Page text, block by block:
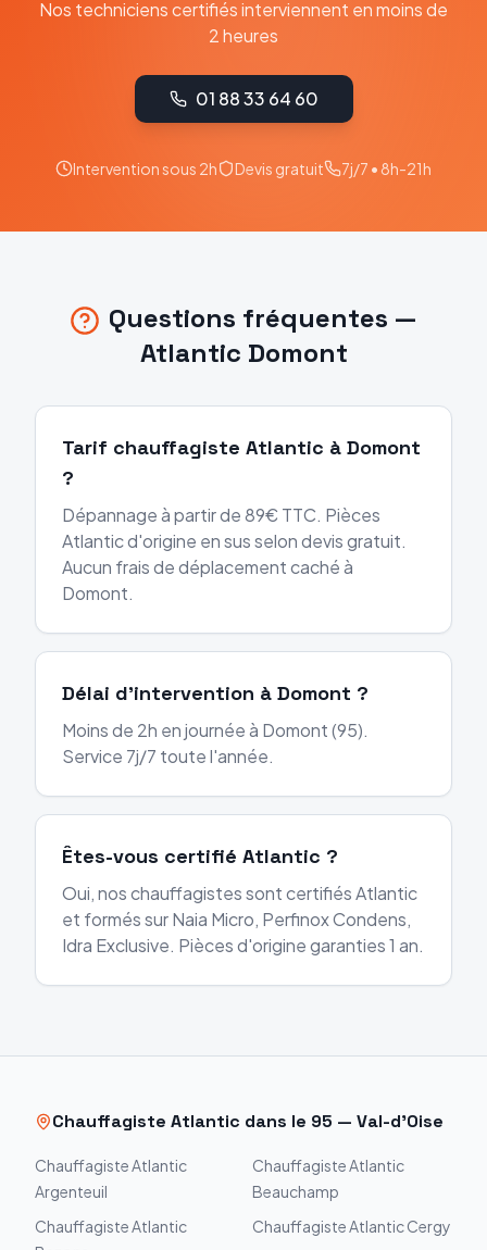
Nos techniciens certifiés interviennent en moins de
2 heures
01 88 33 64 60
Intervention sous 2h Devis gratuit 7j/7 • 8h-21h
Questions fréquentes —
Atlantic Domont
Tarif chauffagiste Atlantic à Domont
?
Dépannage à partir de 89€ TTC. Pièces
Atlantic d'origine en sus selon devis gratuit.
Aucun frais de déplacement caché à
Domont.
Délai d'intervention à Domont ?
Moins de 2h en journée à Domont (95).
Service 7j/7 toute l'année.
Êtes-vous certifié Atlantic ?
Oui, nos chauffagistes sont certifiés Atlantic
et formés sur Naia Micro, Perfinox Condens,
Idra Exclusive. Pièces d'origine garanties 1 an.
Chauffagiste Atlantic dans le 95 — Val-d'Oise
ChauffagisteAtlantic
Argenteuil
ChauffagisteAtlantic
Beauchamp
ChauffagisteAtlantic
ChauffagisteAtlanticCergy